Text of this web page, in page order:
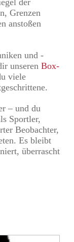
der
Grenzen
anstoßen
und -
unseren Box-
viele
– und du
Sportler,
Beobachter,
Es bleibt
überrascht